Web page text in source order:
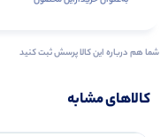
شما هم درباره این کالا پرسش ثبت کنید
کالاهای مشابه